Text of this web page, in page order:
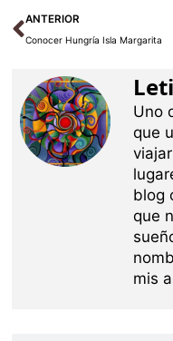
Ant
ANTERIOR
Conocer Hungría Isla Margarita
Uno
que
blog
que
mis